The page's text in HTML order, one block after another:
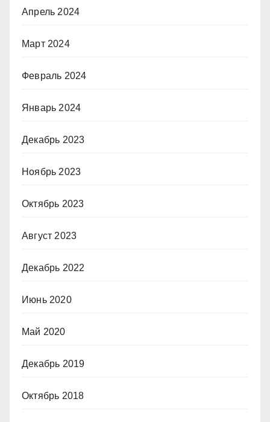
Апрель 2024
Март 2024
Февраль 2024
Январь 2024
Декабрь 2023
Ноябрь 2023
Октябрь 2023
Август 2023
Декабрь 2022
Июнь 2020
Май 2020
Декабрь 2019
Октябрь 2018